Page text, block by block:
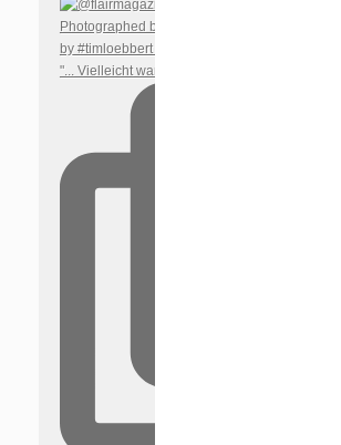
"... Vielleicht war gerade deshalb auch der